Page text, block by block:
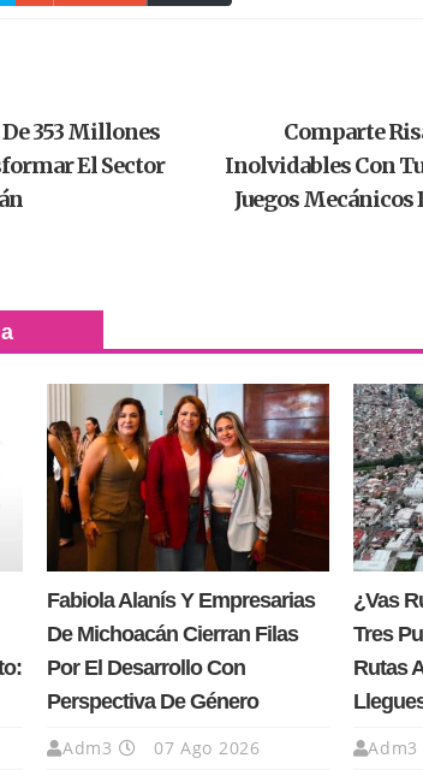
353 Millones
El Sector
Comparte
Inolvidables Con
Juegos Mecánicos
Fabiola Alanís Y Empresarias
De Michoacán Cierran Filas
Por El Desarrollo Con
Perspectiva De Género
Adm3 07 Ago 2026
¿Vas
Tres
Rutas
Adm3